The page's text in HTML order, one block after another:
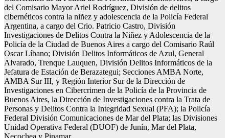
del Comisario Mayor Ariel Rodríguez, División de delitos
cibernéticos contra la niñez y adolescencia de la Policía Federal
Argentina, a cargo del Crio. Patricio Castro, División
Investigaciones de Delitos Contra la Niñez y Adolescencia de la
Policía de la Ciudad de Buenos Aires a cargo del Comisario Raúl
Oscar Líbano; División Delitos Informáticos de Azul, General
Alvarado, Trenque Lauquen, División Delitos Informáticos de la
Jefatura de Estación de Berazategui; Secciones AMBA Norte,
AMBA Sur III, y Región Interior Sur de la Dirección de
Investigaciones en Cibercrimen de la Policía de la Provincia de
Buenos Aires, la Dirección de Investigaciones contra la Trata de
Personas y Delitos Contra la Integridad Sexual (PFA); la Policía
Federal División Comunicaciones de Mar del Plata; las Divisiones
Unidad Operativa Federal (DUOF) de Junín, Mar del Plata,